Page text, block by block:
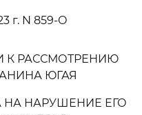
г. N 859-О
К РАССМОТРЕНИЮ
ЮГАЯ
НАРУШЕНИЕ ЕГО